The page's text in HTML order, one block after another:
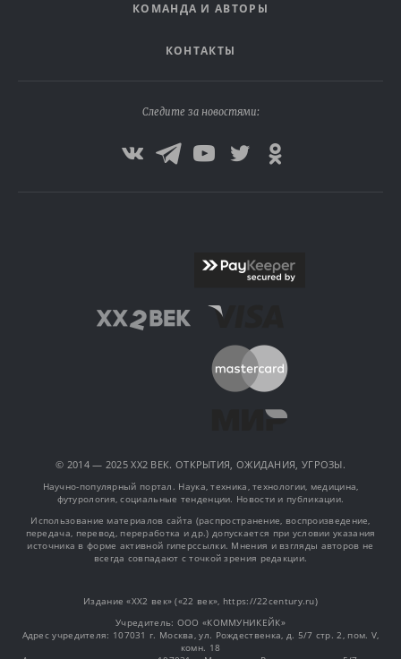
КОМАНДА И АВТОРЫ
КОНТАКТЫ
Следите за новостями:
© 2014 — 2025 XX2 ВЕК. ОТКРЫТИЯ, ОЖИДАНИЯ, УГРОЗЫ.
Научно-популярный портал. Наука, техника, технологии, медицина,
футурология, социальные тенденции. Новости и публикации.
Использование материалов сайта (распространение, воспроизведение,
передача, перевод, переработка и др.) допускается при условии указания
источника в форме активной гиперссылки. Мнения и взгляды авторов не
всегда совпадают с точкой зрения редакции.
Издание «XX2 век» («22 век», https://22century.ru)
Учредитель: OOO «КОММУНИКЕЙК»
Адрес учредителя: 107031 г. Москва, ул. Рождественка, д. 5/7 стр. 2, пом. V,
комн. 18